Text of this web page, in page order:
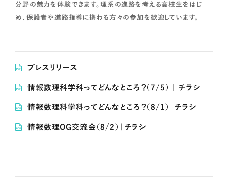
分野の魅力を体験できます。理系の進路を考える高校生をはじ
め、保護者や進路指導に携わる方々の参加を歓迎しています。
プレスリリース
情報数理科学科ってどんなところ？（7/5） | チラシ
情報数理科学科ってどんなところ？（8/1）｜チラシ
情報数理OG交流会（8/2）｜チラシ